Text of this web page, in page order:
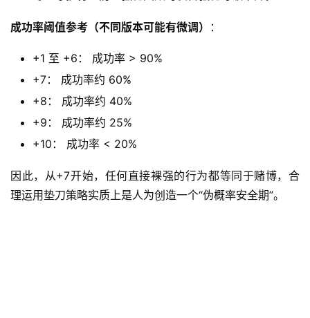
手
游
登录 注册
成功率阈值参考（不同版本可能有微调） ：
+1 至 +6： 成功率 > 90%
+7： 成功率约 60%
+8： 成功率约 40%
+9： 成功率约 25%
+10： 成功率 < 20%
因此，从+7开始，任何直接裸强的行为都等同于赌博，合
理运用垫刀策略实质上是人为创造一个“伪概率安全期”。